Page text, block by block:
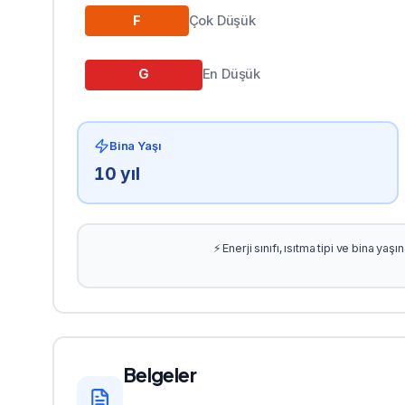
F Çok Düşük
G En Düşük
Bina Yaşı
10 yıl
⚡ Enerji sınıfı, ısıtma tipi ve bina
Belgeler